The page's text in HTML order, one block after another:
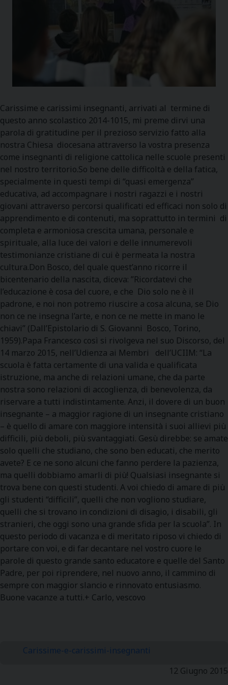
Carissime e carissimi insegnanti, arrivati al termine di
questo anno scolastico 2014-1015, mi preme dirvi una
parola di gratitudine per il prezioso servizio fatto alla
nostra Chiesa diocesana attraverso la vostra presenza
come insegnanti di religione cattolica nelle scuole presenti
nel nostro territorio.So bene delle difficoltà e della fatica,
specialmente in questi tempi di “quasi emergenza”
educativa, ad accompagnare i nostri ragazzi e i nostri
giovani attraverso percorsi qualificati ed efficaci non solo di
apprendimento e di contenuti, ma soprattutto in termini di
completa e armoniosa crescita umana, personale e
spirituale, alla luce dei valori e delle innumerevoli
testimonianze cristiane di cui è permeata la nostra
cultura.Don Bosco, del quale quest’anno ricorre il
bicentenario della nascita, diceva: ”Ricordatevi che
l’educazione è cosa del cuore, e che Dio solo ne è il
padrone, e noi non potremo riuscire a cosa alcuna, se Dio
non ce ne insegna l’arte, e non ce ne mette in mano le
chiavi” (Dall’Epistolario di S. Giovanni Bosco, Torino,
1959).Papa Francesco così si rivolgeva nel suo Discorso, del
14 marzo 2015, nell’Udienza ai Membri dell’UCIIM: “La
scuola è fatta certamente di una valida e qualificata
istruzione, ma anche di relazioni umane, che da parte
nostra sono relazioni di accoglienza, di benevolenza, da
riservare a tutti indistintamente. Anzi, il dovere di un buon
insegnante – a maggior ragione di un insegnante cristiano
– è quello di amare con maggiore intensità i suoi allievi più
difficili, più deboli, più svantaggiati. Gesù direbbe: se amate
solo quelli che studiano, che sono ben educati, che merito
avete? E ce ne sono alcuni che fanno perdere la pazienza,
ma quelli dobbiamo amarli di più! Qualsiasi insegnante si
trova bene con questi studenti. A voi chiedo di amare di più
gli studenti “difficili”, quelli che non vogliono studiare,
quelli che si trovano in condizioni di disagio, i disabili, gli
stranieri, che oggi sono una grande sfida per la scuola”. In
questo periodo di vacanza e di meritato riposo vi chiedo di
portare con voi, e di far decantare nel vostro cuore le
parole di questo grande santo educatore e quelle del Santo
Padre, per poi riprendere, nel nuovo anno, il cammino di
sempre con maggior slancio e rinnovato entusiasmo.
Buone vacanze a tutti.+ Carlo, vescovo
Carissime-e-carissimi-insegnanti
12 Giugno 2015